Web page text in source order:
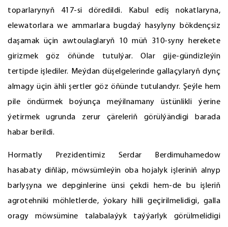
toparlarynyň 417-si döredildi. Kabul ediş nokatlaryna,
elewatorlara we ammarlara bugdaý hasylyny bökdençsiz
daşamak üçin awtoulaglaryň 10 müň 310-syny herekete
girizmek göz öňünde tutulýar. Olar gije-gündizleýin
tertipde işlediler. Meýdan düşelgelerinde gallaçylaryň dynç
almagy üçin ähli şertler göz öňünde tutulandyr. Şeýle hem
pile öndürmek boýunça meýilnamany üstünlikli ýerine
ýetirmek ugrunda zerur çäreleriň görülýändigi barada
habar berildi.
Hormatly Prezidentimiz Serdar Berdimuhamedow
hasabaty diňläp, möwsümleýin oba hojalyk işleriniň alnyp
barlyşyna we depginlerine ünsi çekdi hem-de bu işleriň
agrotehniki möhletlerde, ýokary hilli geçirilmelidigi, galla
oragy möwsümine talabalaýyk taýýarlyk görülmelidigi